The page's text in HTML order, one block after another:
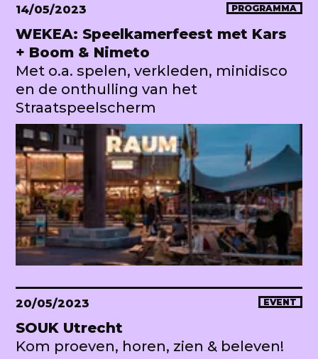
14/05/2023 PROGRAMMA
WEKEA: Speelkamerfeest met Kars
+ Boom & Nimeto
Met o.a. spelen, verkleden, minidisco
en de onthulling van het
Straatspeelscherm
20/05/2023 EVENT
SOUK Utrecht
Kom proeven, horen, zien & beleven!